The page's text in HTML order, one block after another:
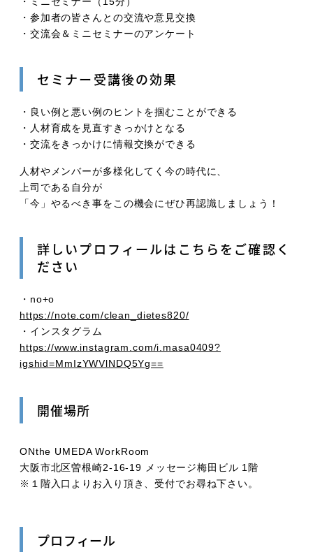
・参加者の皆さんとの交流や意見交換
・交流会＆ミニセミナーのアンケート
セミナー受講後の効果
・良い例と悪い例のヒントを掴むことができる
・人材育成を見直すきっかけとなる
・交流をきっかけに情報交換ができる
人材やメンバーが多様化してく今の時代に、
上司である自分が
「今」やるべき事をこの機会にぜひ再認識しましょう！
詳しいプロフィールはこちらをご確認く
ださい
・no+o
https://note.com/clean_dietes820/
・インスタグラム
https://www.instagram.com/i.masa0409?
igshid=MmIzYWVlNDQ5Yg==
開催場所
ONthe UMEDA WorkRoom
大阪市北区曽根崎2-16-19 メッセージ梅田ビル 1階
※１階入口よりお入り頂き、受付でお尋ね下さい。
プロフィール